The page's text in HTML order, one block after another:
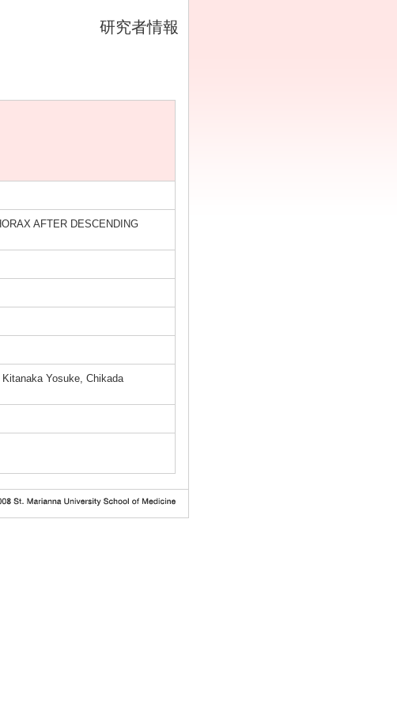
研究者情報
AFTER DESCENDING
Yosuke, Chikada